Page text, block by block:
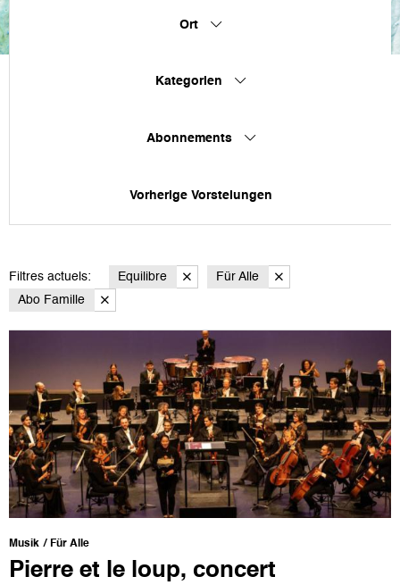
Ort
Kategorien
Abonnements
Vorherige Vorstelungen
Filtres actuels: Equilibre
Für Alle
Abo Famille
Musik Für Alle
Pierre et le loup, concert